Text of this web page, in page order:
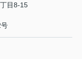
目8-15